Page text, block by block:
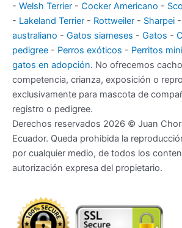
- Welsh Terrier - Cocker Americano -
- Lakeland Terrier - Rottweiler - Sharpei -
australiano - Gatos siameses - Gatos -
pedigree - Perros exóticos - Perritos
gatos en adopción. No ofrecemos
competencia, crianza, exposición o
exclusivamente para mascota de
registro o pedigree.
Derechos reservados 2026 © Juan
Ecuador. Queda prohibida la
por cualquier medio, de todos los
autorización expresa del propietario.